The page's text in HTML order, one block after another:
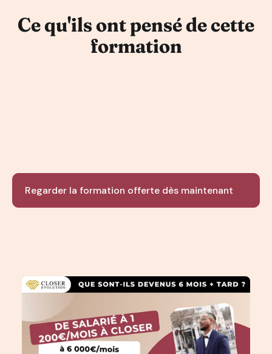
Ce qu'ils ont pensé de cette
formation
Regarder la formation offerte dès maintenant